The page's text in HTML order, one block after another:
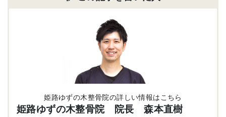
姫路ゆずの木整骨院の詳しい情報はこちら
姫路ゆずの木整骨院 院長 森本直樹